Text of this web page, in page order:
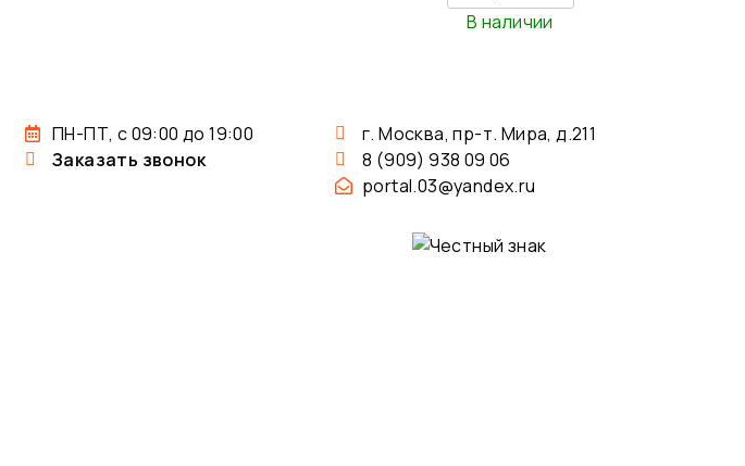
В наличии
ПН-ПТ, с 09:00 до 19:00
Заказать звонок
г. Москва, пр-т. Мира, д.211
8 (909) 938 09 06
portal.03@yandex.ru